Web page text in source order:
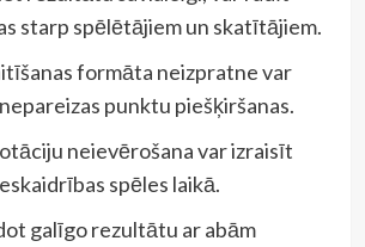
starp spēlētājiem un skatītājiem.
formāta neizpratne var
punktu piešķiršanas.
neievērošana var izraisīt
spēles laikā.
galīgo rezultātu ar abām